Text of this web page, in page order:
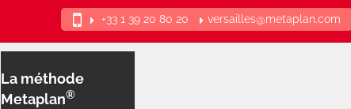
+33 1 39 20 80 20 versailles@metaplan.com
La méthode
Metaplan®